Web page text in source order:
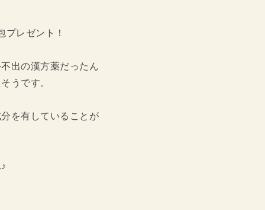
レゼント！
出の漢方薬だったん
うです。
を有していることが